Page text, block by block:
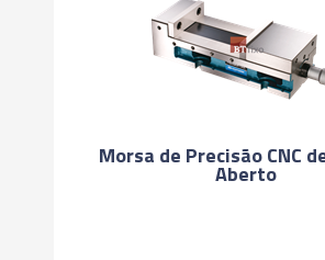
Morsa de Precisão CNC
Aberto